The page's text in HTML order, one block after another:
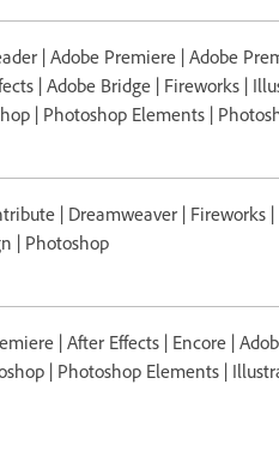
| Adobe Premiere | Adobe
| Adobe Bridge | Fireworks |
| Photoshop Elements |
| Dreamweaver | Fireworks |
| Photoshop
| After Effects | Encore |
| Photoshop Elements |